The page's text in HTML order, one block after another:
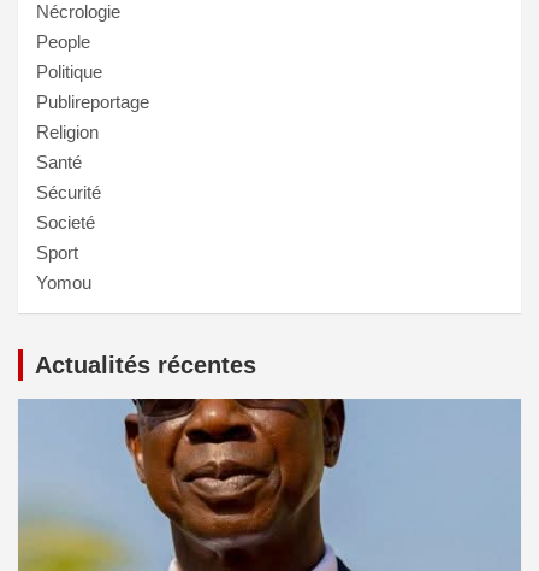
Nécrologie
People
Politique
Publireportage
Religion
Santé
Sécurité
Societé
Sport
Yomou
Actualités récentes